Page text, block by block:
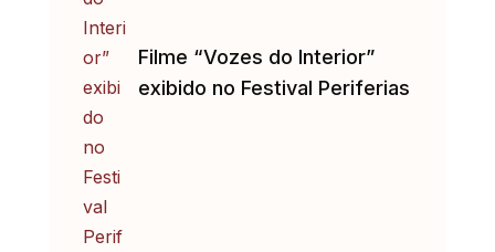
Filme “Vozes do Interior”
exibido no Festival Periferias